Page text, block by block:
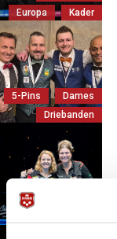
Europa
Kader
5-Pins
Dames
Driebanden
EPBF